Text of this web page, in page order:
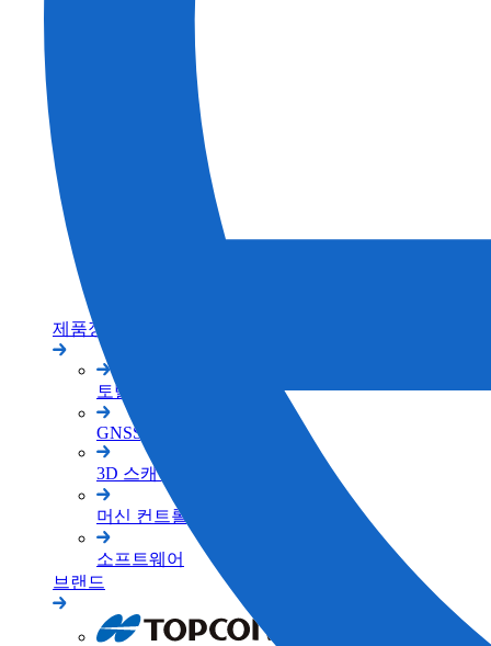
제품정보 카테고리
토탈 스테이션
GNSS
3D 스캐너
머신 컨트롤
소프트웨어
브랜드